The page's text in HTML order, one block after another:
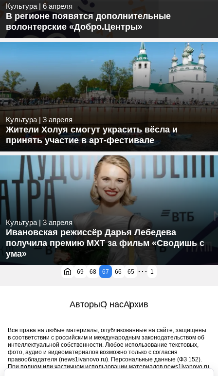
Культура | 6 апреля
В регионе появятся дополнительные
волонтерские «Добро.Центры»
Культура | 3 апреля
Жители Холуя смогут украсить вёсла и
принять участие в арт-фестивале
Культура | 3 апреля
Ивановская режиссёр Дарья Лебедева
получила премию МХТ за фильм «Сводишь с
ума»
69 68 67 66 65 ... 1
АвторыО насАрхив
Все права на любые материалы, опубликованные на сайте, защищены
в соответствии с российским и международным законодательством об
интеллектуальной собственности. Любое использование текстовых,
фото, аудио и видеоматериалов возможно только с согласия
правообладателя (news1ivanovo.ru). Персональные данные (ФЗ 152).
При полном или частичном использовании материалов news1ivanovo.ru